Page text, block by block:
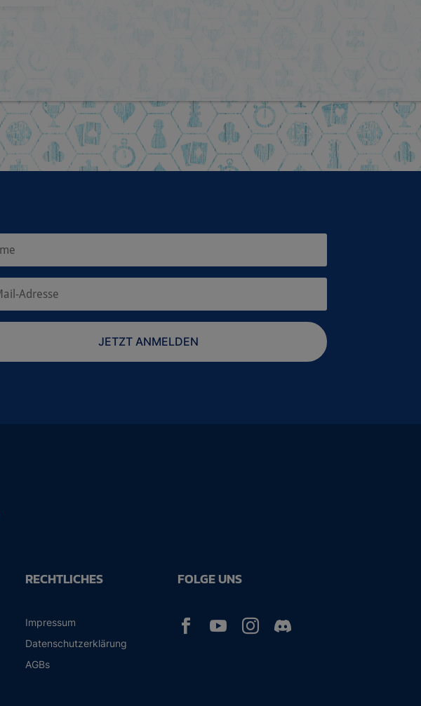
JETZT ANMELDEN
RECHTLICHES
Impressum
Datenschutzerklärung
AGBs
FOLGE UNS
  